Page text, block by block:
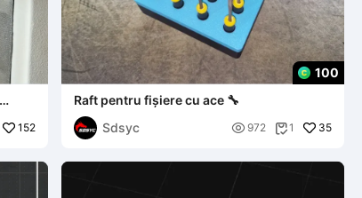
152
100
Raft pentru fișiere cu ace 🔧
Sdsyc
 972 1 35